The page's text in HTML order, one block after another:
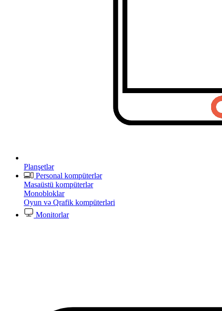
Planşetlər
Personal kompüterlər
Masaüstü kompüterlər
Monobloklar
Oyun və Qrafik kompüterləri
Monitorlar